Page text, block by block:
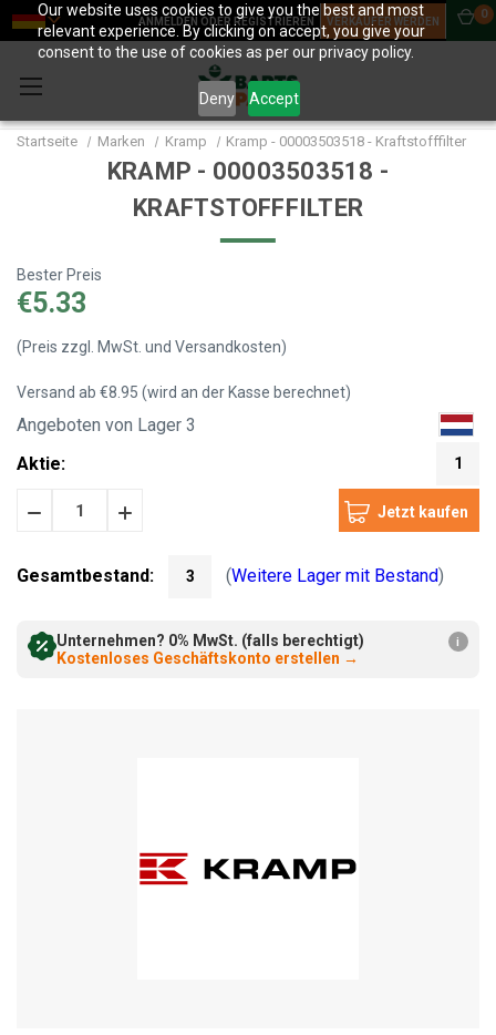
Our website uses cookies to give you the best and most
relevant experience. By clicking on accept, you give your
consent to the use of cookies as per our privacy policy.
Deny Accept
ANMELDEN ODER REGISTRIEREN VERKÄUFER WERDEN
0
Startseite Marken Kramp Kramp - 00003503518 - Kraftstofffilter
KRAMP - 00003503518 -
KRAFTSTOFFFILTER
Bester Preis
€5.33
(Preis zzgl. MwSt. und Versandkosten)
Versand ab €8.95 (wird an der Kasse berechnet)
Angeboten von Lager 3
Aktie:
1
Menge Menge
Gesamtbestand: 3 (Weitere Lager mit Bestand)
Unternehmen? 0% MwSt. (falls berechtigt)
Kostenloses Geschäftskonto erstellen →
i